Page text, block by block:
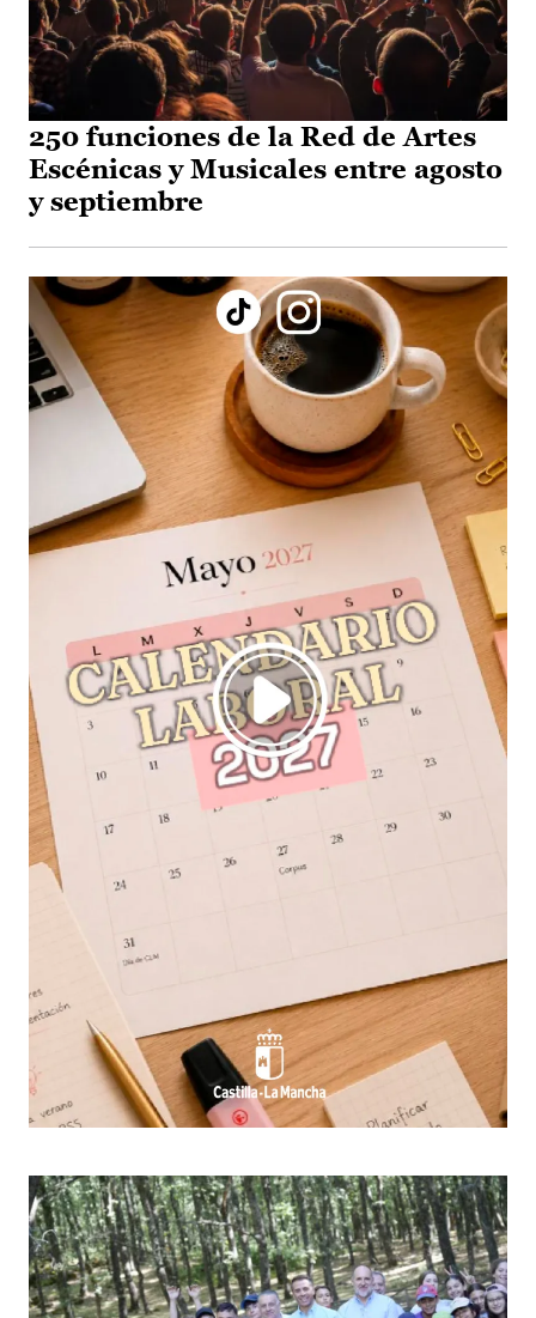
250 funciones de la Red de Artes
Escénicas y Musicales entre agosto
y septiembre